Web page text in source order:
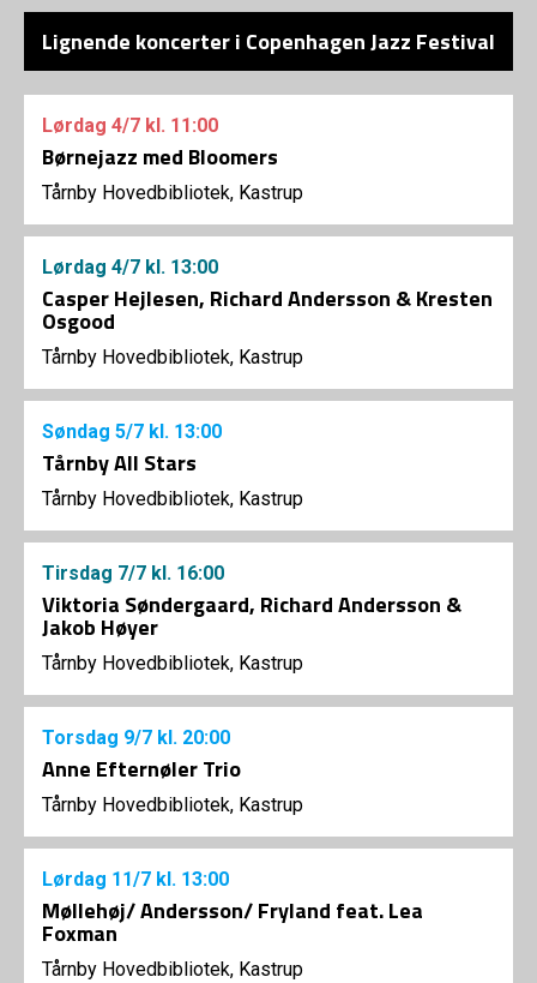
Lignende koncerter i Copenhagen Jazz Festival
Lørdag 4/7 kl. 11:00
Børnejazz med Bloomers
Tårnby Hovedbibliotek, Kastrup
Lørdag 4/7 kl. 13:00
Casper Hejlesen, Richard Andersson & Kresten
Osgood
Tårnby Hovedbibliotek, Kastrup
Søndag 5/7 kl. 13:00
Tårnby All Stars
Tårnby Hovedbibliotek, Kastrup
Tirsdag 7/7 kl. 16:00
Viktoria Søndergaard, Richard Andersson &
Jakob Høyer
Tårnby Hovedbibliotek, Kastrup
Torsdag 9/7 kl. 20:00
Anne Efternøler Trio
Tårnby Hovedbibliotek, Kastrup
Lørdag 11/7 kl. 13:00
Møllehøj/ Andersson/ Fryland feat. Lea
Foxman
Tårnby Hovedbibliotek, Kastrup